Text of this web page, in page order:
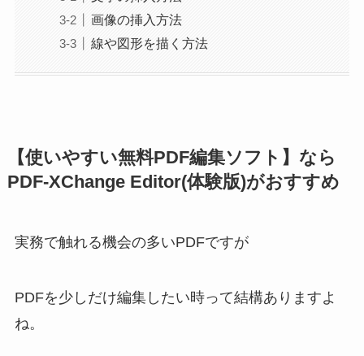
画像の挿入方法
線や図形を描く方法
【使いやすい無料PDF編集ソフト】なら
PDF-XChange Editor(体験版)がおすすめ
実務で触れる機会の多いPDFですが
PDFを少しだけ編集したい時って結構ありますよ
ね。